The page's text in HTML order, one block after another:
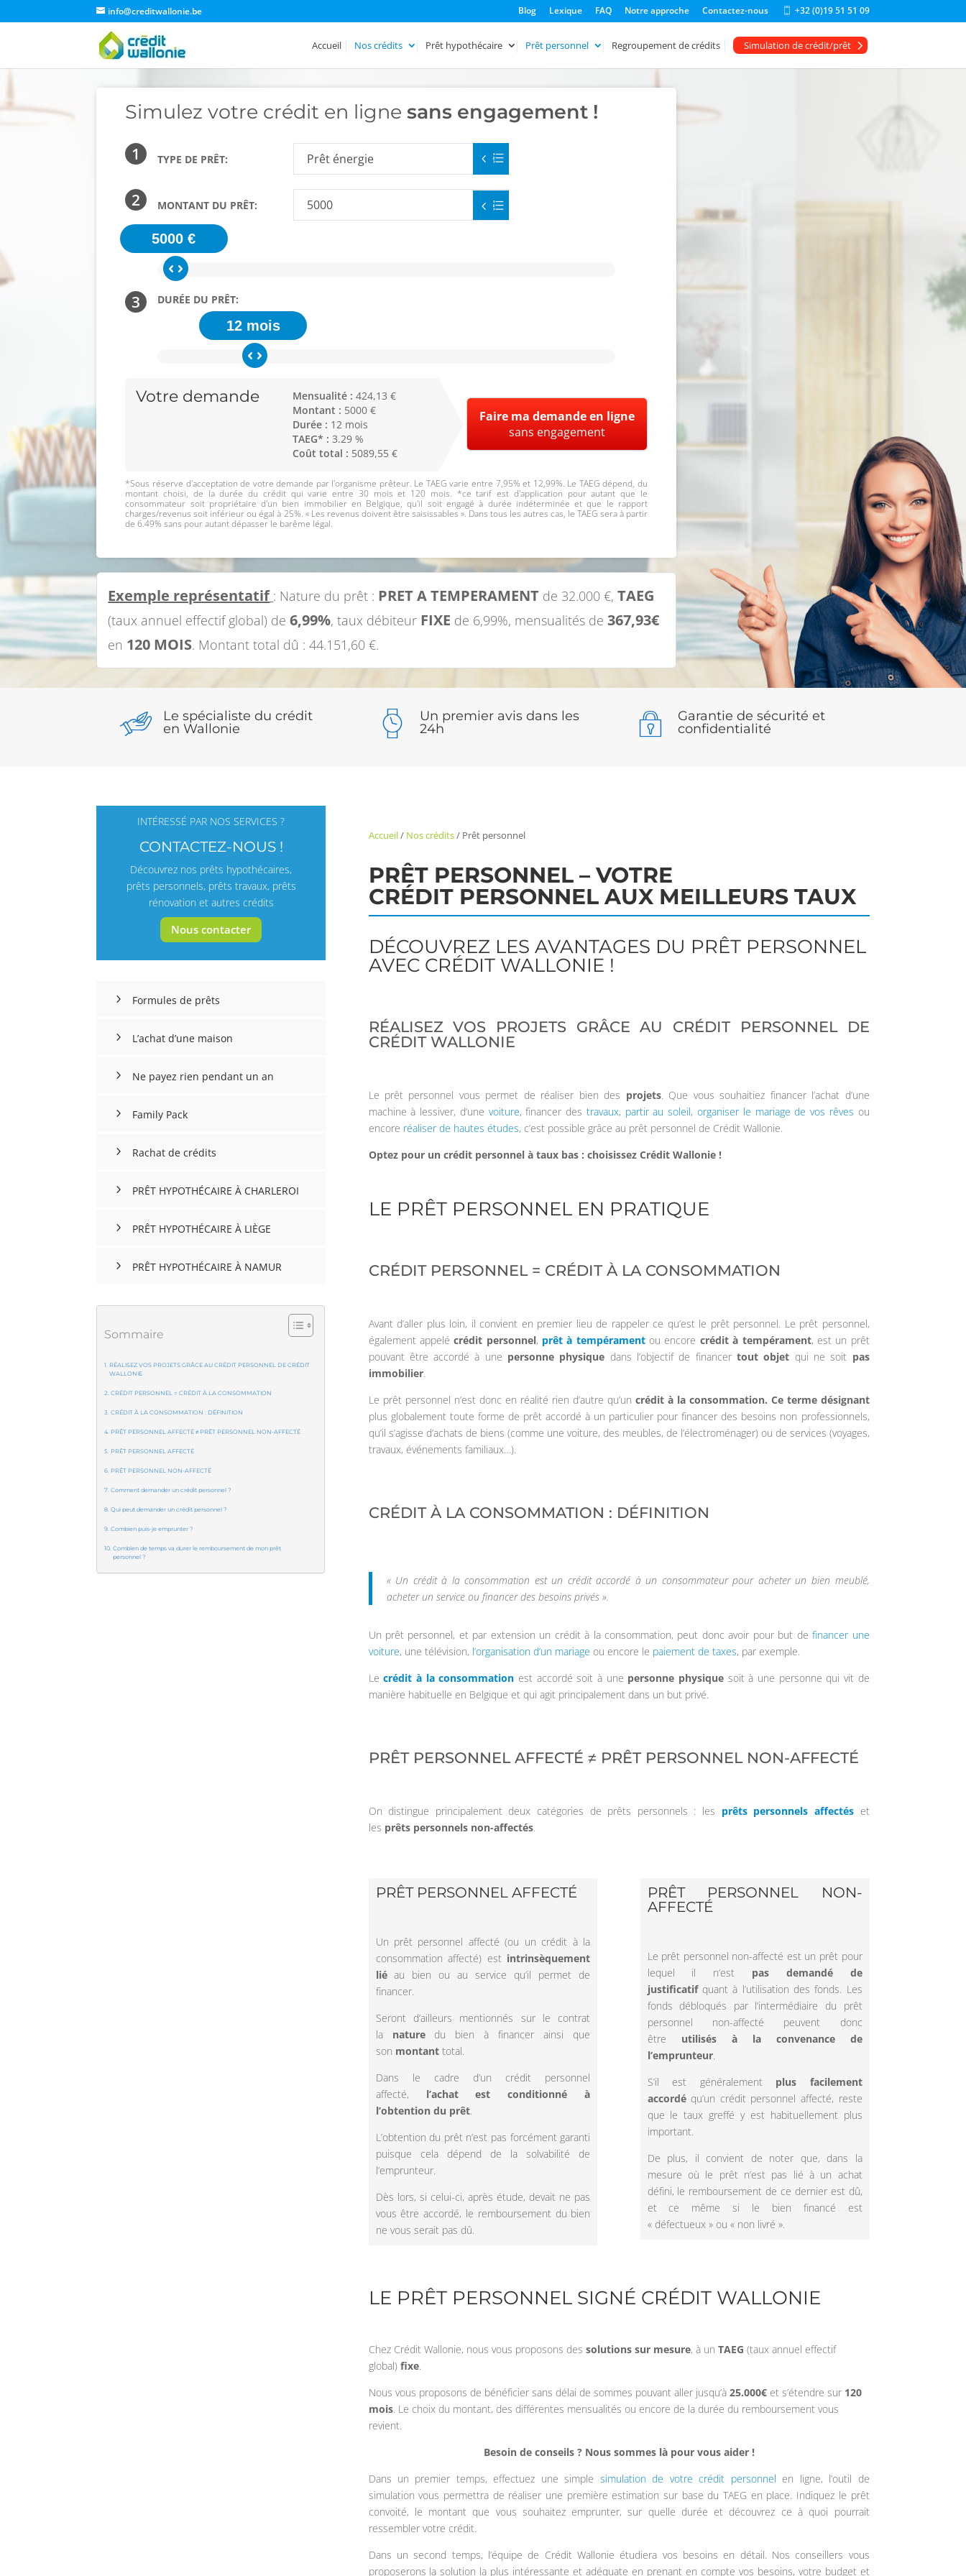
info@creditwallonie.be Blog Lexique FAQ Notre approche Contactez-nous
m
o
bi
le
ic
+32 (0)19 51 51 09
Accueil Nos crédits Prêt hypothécaire Prêt personnel Regroupement de crédits Simulation de crédit/prêt
Simulez votre crédit en lignesans engagement !
1 TYPE DE PRÊT:
2 MONTANT DU PRÊT:
5000 €
3 DURÉE DU PRÊT:
12 mois
Votre demande Mensualité :424,13 €
Montant : 5000 €
Durée : 12 mois
TAEG* :3.29 %
Coût total : 5089,55 €
Faire ma demande en ligne
sans engagement
*Sous réserve d'acceptation de votre demande par l'organisme prêteur. Le TAEG varie entre 7,95% et 12,99%. Le TAEG dépend, du
montant choisi, de la durée du crédit qui varie entre 30 mois et 120 mois. *ce tarif est d'application pour autant que le
consommateur soit propriétaire d'un bien immobilier en Belgique, qu'il soit engagé à durée indéterminée et que le rapport
charges/revenus soit inférieur ou égal à 25%. « Les revenus doivent être saisissables ». Dans tous les autres cas, le TAEG sera à partir
de 6.49% sans pour autant dépasser le barême légal.
Exemple représentatif : Nature du prêt : PRET A TEMPERAMENT de 32.000 €,TAEG
(taux annuel effectif global) de6,99%, taux débiteur FIXE de 6,99%, mensualités de367,93€
en 120 MOIS. Montant total dû : 44.151,60 €.
Le spécialiste du crédit
en Wallonie
Un premier avis dans les
24h
Garantie de sécurité et
confidentialité
INTÉRESSÉ PAR NOS SERVICES ?
CONTACTEZ-NOUS !
Découvrez nos prêts hypothécaires,
prêts personnels, prêts travaux, prêts
rénovation et autres crédits
Nous contacter
Formules de prêts
L’achat d’une maison
Ne payez rien pendant un an
Family Pack
Rachat de crédits
PRÊT HYPOTHÉCAIRE À CHARLEROI
PRÊT HYPOTHÉCAIRE À LIÈGE
PRÊT HYPOTHÉCAIRE À NAMUR
Sommaire
RÉALISEZ VOS PROJETS GRÂCE AU CRÉDIT PERSONNEL DE CRÉDIT
WALLONIE
CRÉDIT PERSONNEL = CRÉDIT À LA CONSOMMATION
CRÉDIT À LA CONSOMMATION : DÉFINITION
PRÊT PERSONNEL AFFECTÉ ≠ PRÊT PERSONNEL NON-AFFECTÉ
PRÊT PERSONNEL AFFECTÉ
PRÊT PERSONNEL NON-AFFECTÉ
Comment demander un crédit personnel ?
Qui peut demander un crédit personnel ?
Combien puis-je emprunter ?
Combien de temps va durer le remboursement de mon prêt
personnel ?
Accueil/ Nos crédits/ Prêt personnel
PRÊT PERSONNEL – VOTRE
CRÉDIT PERSONNEL AUX MEILLEURS TAUX
DÉCOUVREZ LES AVANTAGES DU PRÊT PERSONNEL
AVEC CRÉDIT WALLONIE !
RÉALISEZ VOS PROJETS GRÂCE AU CRÉDIT PERSONNEL DE
CRÉDIT WALLONIE
Le prêt personnel vous permet de réaliser bien des projets. Que vous souhaitiez financer l’achat d’une
machine à lessiver, d’une voiture, financer des travaux, partir au soleil, organiser le mariage de vos rêves ou
encore réaliser de hautes études, c’est possible grâce au prêt personnel de Crédit Wallonie.
Optez pour un crédit personnel à taux bas : choisissez Crédit Wallonie !
LE PRÊT PERSONNEL EN PRATIQUE
CRÉDIT PERSONNEL = CRÉDIT À LA CONSOMMATION
Avant d’aller plus loin, il convient en premier lieu de rappeler ce qu’est le prêt personnel. Le prêt personnel,
également appelécrédit personnel, prêt à tempéramentou encore crédit à tempérament, est un prêt
pouvant être accordé à une personne physique dans l’objectif de financertout objet qui ne soit pas
immobilier.
Le prêt personnel n’est donc en réalité rien d’autre qu’un crédit à la consommation. Ce terme désignant
plus globalement toute forme de prêt accordé à un particulier pour financer des besoins non professionnels,
qu’il s’agisse d’achats de biens (comme une voiture, des meubles, de l’électroménager) ou de services (voyages,
travaux, événements familiaux…).
CRÉDIT À LA CONSOMMATION : DÉFINITION
« Un crédit à la consommation est un crédit accordé à un consommateur pour acheter un bien meublé,
acheter un service ou financer des besoins privés ».
Un prêt personnel, et par extension un crédit à la consommation, peut donc avoir pour but definancer une
voiture, une télévision, l’organisation d’un mariage ou encore le paiement de taxes, par exemple.
Lecrédit à la consommation est accordé soit à une personne physiquesoit à une personne qui vit de
manière habituelle en Belgique et qui agit principalement dans un but privé.
PRÊT PERSONNEL AFFECTÉ ≠ PRÊT PERSONNEL NON-AFFECTÉ
On distingue principalement deux catégories de prêts personnels : les prêts personnels affectéset
les prêts personnels non-affectés.
PRÊT PERSONNEL AFFECTÉ
Un prêt personnel affecté (ou un crédit à la
consommation affecté) est intrinsèquement
liéau bien ou au service qu’il permet de
financer.
Seront d’ailleurs mentionnés sur le contrat
la naturedu bien à financer ainsi que
son montanttotal.
Dans le cadre d’un crédit personnel
affecté, l’achat est conditionné à
l’obtention du prêt.
L’obtention du prêt n’est pas forcément garanti
puisque cela dépend de la solvabilité de
l’emprunteur.
Dès lors, si celui-ci, après étude, devait ne pas
vous être accordé, le remboursement du bien
ne vous serait pas dû.
PRÊT PERSONNEL NON-
AFFECTÉ
Le prêt personnel non-affecté est un prêt pour
lequel il n’est pas demandé de
justificatifquant à l’utilisation des fonds. Les
fonds débloqués par l’intermédiaire du prêt
personnel non-affecté peuvent donc
être utilisés à la convenance de
l’emprunteur.
S’il est généralement plus facilement
accordéqu’un crédit personnel affecté, reste
que le taux greffé y est habituellement plus
important.
De plus, il convient de noter que, dans la
mesure où le prêt n’est pas lié à un achat
défini, le remboursement de ce dernier est dû,
et ce même si le bien financé est
« défectueux » ou « non livré ».
LE PRÊT PERSONNEL SIGNÉ CRÉDIT WALLONIE
Chez Crédit Wallonie, nous vous proposons des solutions sur mesure, à un TAEG (taux annuel effectif
global) fixe.
Nous vous proposons de bénéficier sans délai de sommes pouvant aller jusqu’à 25.000€et s’étendre sur 120
mois. Le choix du montant, des différentes mensualités ou encore de la durée du remboursement vous
revient.
Besoin de conseils ? Nous sommes là pour vous aider !
Dans un premier temps, effectuez une simple simulation de votre crédit personnel en ligne, l’outil de
simulation vous permettra de réaliser une première estimation sur base du TAEG en place. Indiquez le prêt
convoité, le montant que vous souhaitez emprunter, sur quelle durée et découvrez ce à quoi pourrait
ressembler votre crédit.
Dans un second temps, l’équipe de Crédit Wallonie étudiera vos besoins en détail. Nos conseillers vous
proposerons la solution la plus intéressante et adéquate en prenant en compte vos besoins, votre budget et